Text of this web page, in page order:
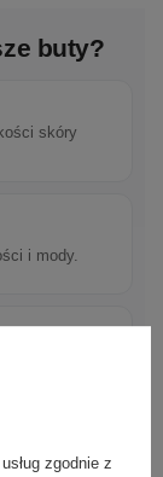
buty?
skóry
i mody.
zgodnie z